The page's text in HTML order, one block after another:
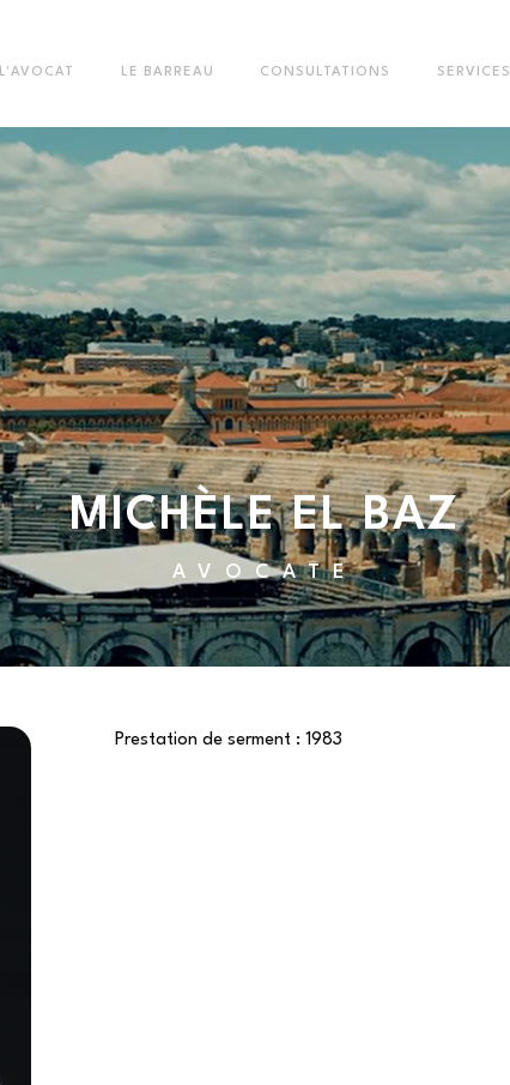
L'AVOCAT LE BARREAU CONSULTATIONS SERVICES
Prestation de serment : 1983
MICHÈLE EL BAZ
AVOCATE